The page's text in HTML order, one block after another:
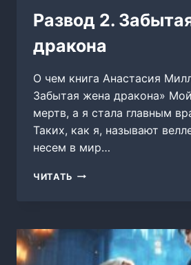
Развод 2.
дракона
О чем книга Анастасия
Забытая жена дракона»
мертв, а я стала главным
Таких, как я, называют
несем в мир…
ЧИТАТЬ РАЗВОД
ДРАКОНА